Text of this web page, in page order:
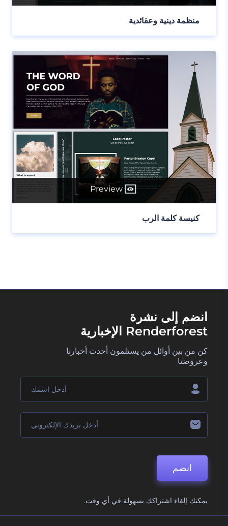
منظمة دينية وعقائدية
Preview
كنيسة كلمة الرب
انضم إلى نشرة
Renderforest الإخبارية
كن من بين أوائل من يستلمون أحدث أخبارنا
وعروضنا
انضم
يمكنك إلغاء اشتراكك بسهولة في أي وقت.